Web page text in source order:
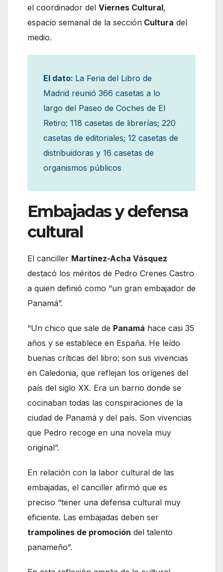
el coordinador del Viernes Cultural,
espacio semanal de la sección Cultura del
medio.
El dato: La Feria del Libro de
Madrid reunió 366 casetas a lo
largo del Paseo de Coches de El
Retiro: 118 casetas de librerías; 220
casetas de editoriales; 12 casetas de
distribuidoras y 16 casetas de
organismos públicos
Embajadas y defensa
cultural
El canciller Martínez-Acha Vásquez
destacó los méritos de Pedro Crenes Castro
a quien definió como “un gran embajador de
Panamá”.
“Un chico que sale de Panamá hace casi 35
años y se establece en España. He leído
buenas críticas del libro: son sus vivencias
en Caledonia, que reflejan los orígenes del
país del siglo XX. Era un barrio donde se
cocinaban todas las conspiraciones de la
ciudad de Panamá y del país. Son vivencias
que Pedro recoge en una novela muy
original”.
En relación con la labor cultural de las
embajadas, el canciller afirmó que es
preciso “tener una defensa cultural muy
eficiente. Las embajadas deben ser
trampolines de promoción del talento
panameño”.